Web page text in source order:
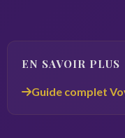
EN SAVOIR PLUS
Guide complet